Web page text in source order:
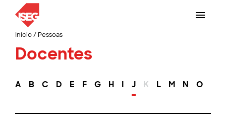
Início/ Pessoas
Docentes
A B C D E F G H I J K L M N O